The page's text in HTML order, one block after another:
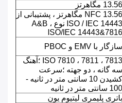
13.56 مگاهرتز
NFC 13.56 مگاهرتز ، پشتیبانی از
ISO / IEC 14443 نوع A&B ،
ISO/IEC 14443&7816
سازگار با EMV و PBOC
ISO 7810 ، 7811 ، 7813 ؛آهنگ
سه گانه ، دو جهته ؛سرعت
کشیدن 10 سانتی متر در ثانیه -
100 سانتی متر در ثانیه
باتری پلیمری لیتیوم یون